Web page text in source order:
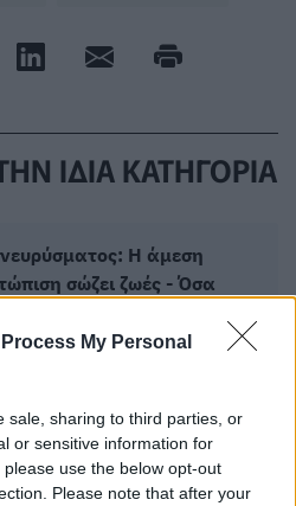
My Personal
sale, sharing to third parties, or
or sensitive information for
use the below opt-out
Please note that after your
ΙΔΙΑ ΚΑΤΗΓΟΡΙΑ
Η άμεση
σώζει ζωές - Όσα
2026
Πώς
στην
εμμηνόπαυση